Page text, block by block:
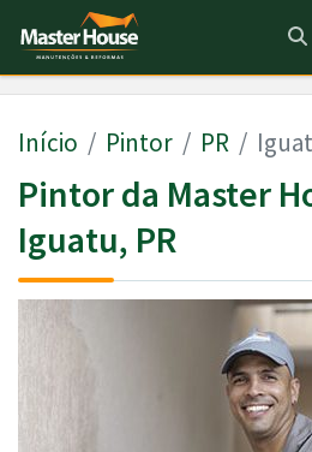
Início Pintor PR
Pintor da Master
Iguatu, PR